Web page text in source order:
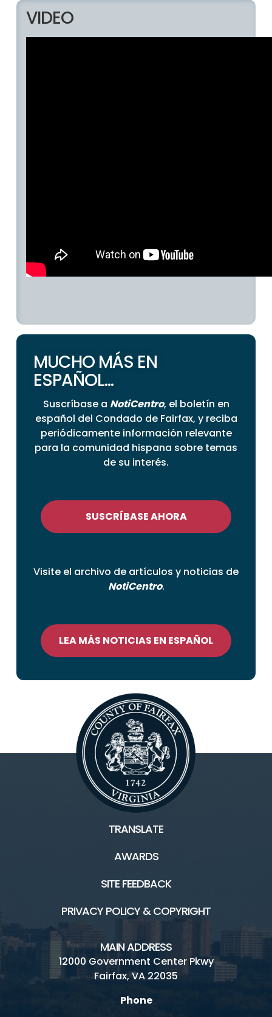
VIDEO
MUCHO MÁS EN
ESPAÑOL...
Suscríbase a NotiCentro, el boletín en
español del Condado de Fairfax, y reciba
periódicamente información relevante
para la comunidad hispana sobre temas
de su interés.
SUSCRÍBASE AHORA
Visite el archivo de artículos y noticias de
NotiCentro.
LEA MÁS NOTICIAS EN ESPAÑOL
TRANSLATE
AWARDS
SITE FEEDBACK
PRIVACY POLICY & COPYRIGHT
MAIN ADDRESS
12000 Government Center Pkwy
Fairfax, VA 22035
Phone